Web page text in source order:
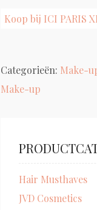
Koop bij ICI PARIS
Categorieën: Make-
Make-up
Hair Musthaves
JVD Cosmetics